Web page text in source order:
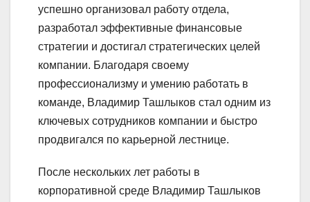
успешно организовал работу отдела,
разработал эффективные финансовые
стратегии и достигал стратегических целей
компании. Благодаря своему
профессионализму и умению работать в
команде, Владимир Ташлыков стал одним из
ключевых сотрудников компании и быстро
продвигался по карьерной лестнице.
После нескольких лет работы в
корпоративной среде Владимир Ташлыков